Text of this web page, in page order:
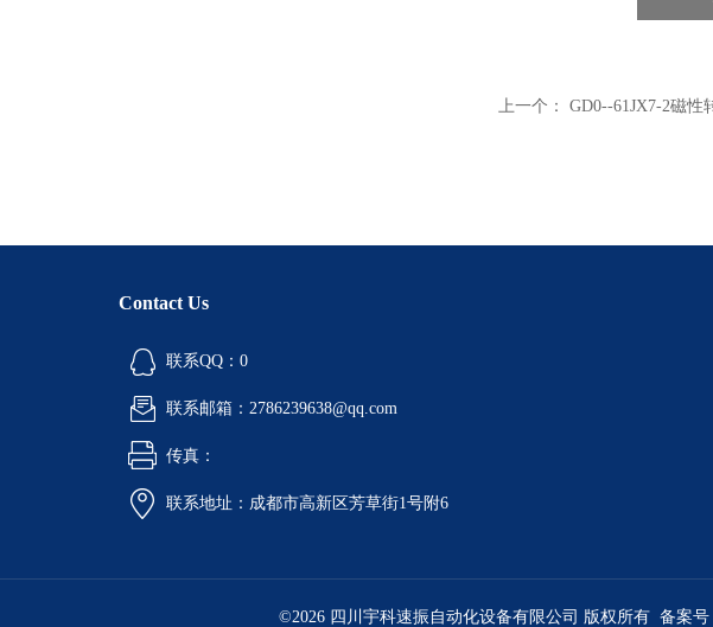
上一个： GD0--61JX7-2磁性
Contact Us
联系QQ：0
联系邮箱：2786239638@qq.com
传真：
联系地址：成都市高新区芳草街1号附6
©2026 四川宇科速振自动化设备有限公司 版权所有 备案号